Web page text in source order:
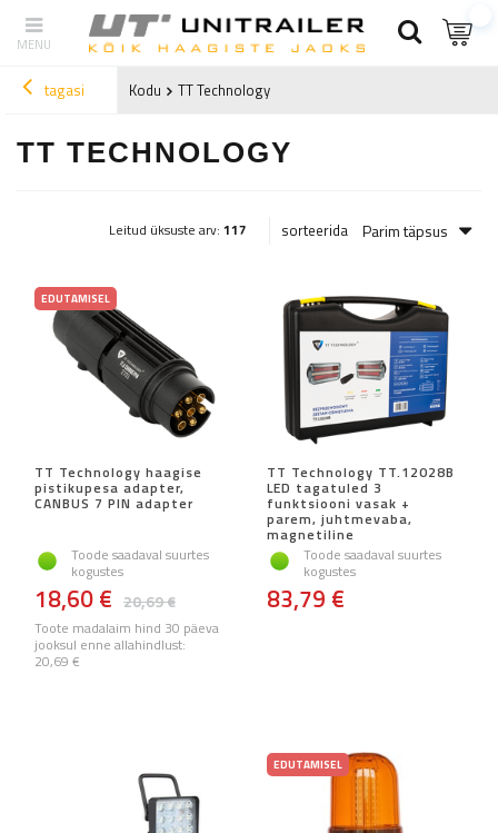
tagasi Kodu TT Technology
TT TECHNOLOGY
Leitud üksuste arv: 117 sorteerida Parim täpsus
EDUTAMISEL
TT Technology haagise
pistikupesa adapter,
CANBUS 7 PIN adapter
Toode saadaval suurtes
kogustes
20,69 €
18,60 €
Toote madalaim hind 30 päeva
jooksul enne allahindlust:
20,69 €
TT Technology TT.12028B
LED tagatuled 3
funktsiooni vasak +
parem, juhtmevaba,
magnetiline
Toode saadaval suurtes
kogustes
83,79 €
EDUTAMISEL